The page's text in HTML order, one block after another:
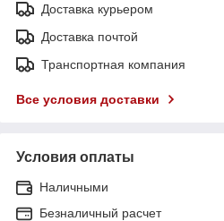
Доставка курьером
Доставка почтой
Транспортная компания
Все условия доставки
Условия оплаты
Наличными
Безналичный расчет